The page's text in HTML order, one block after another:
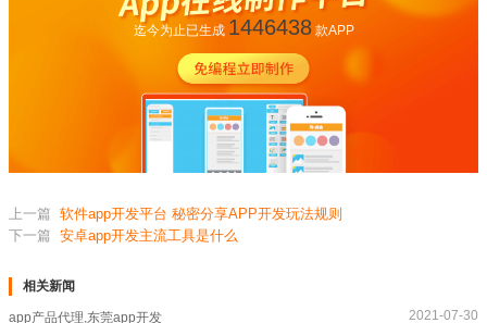
迄今为止已生成 1446438款APP
上一篇 软件app开发平台 秘密分享APP开发玩法规则
下一篇 安卓app开发主流工具是什么
相关新闻
app产品代理,东莞app开发 2021-07-30